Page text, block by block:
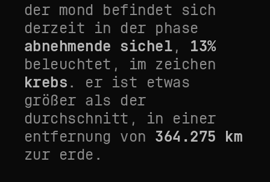
der mond befindet sich
derzeit in der phase
abnehmende sichel, 13%
beleuchtet, im zeichen
krebs. er ist etwas
größer als der
durchschnitt , in einer
entfernung von 364.275 km
zur erde.